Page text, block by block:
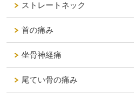
ストレートネック
首の痛み
坐骨神経痛
尾てい骨の痛み